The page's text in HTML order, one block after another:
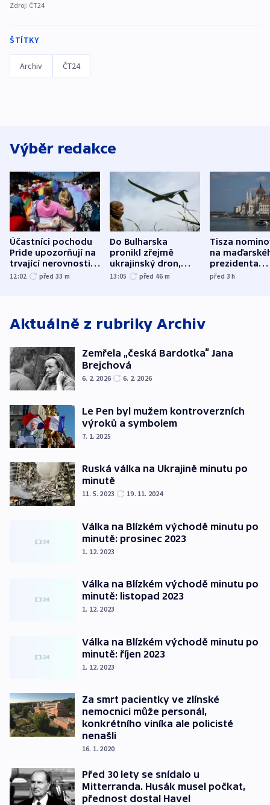
Zdroj: ČT24
ŠTÍTKY
Archiv ČT24
Výběr redakce
Účastníci pochodu
Pride upozorňují na
trvající nerovnosti i
společenskou
12:02 před 33 m
Do Bulharska
pronikl zřejmě
ukrajinský dron,
explodoval kilometr
13:05 před 46 m
Tisza
na
prezidenta
bývalého
před 3h
Aktuálně z rubriky Archiv
Zemřela „česká Bardotka“ Jana
Brejchová
6. 2. 2026 6. 2. 2026
Le Pen byl mužem kontroverzních
výroků a symbolem
7. 1. 2025
Ruská válka na Ukrajině minutu po
minutě
11. 5. 2023 19. 11. 2024
Válka na Blízkém východě minutu po
minutě: prosinec 2023
1. 12. 2023
Válka na Blízkém východě minutu po
minutě: listopad 2023
1. 12. 2023
Válka na Blízkém východě minutu po
minutě: říjen 2023
1. 12. 2023
Za smrt pacientky ve zlínské
nemocnici může personál,
konkrétního viníka ale policisté
nenašli
16. 1. 2020
Před 30 lety se snídalo u
Mitterranda. Husák musel počkat,
přednost dostal Havel